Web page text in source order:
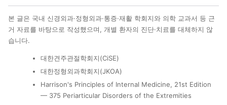
본 글은 국내 신경외과·정형외과·통증·재활 학회지와 의학 교과서 등 근
거 자료를 바탕으로 작성했으며, 개별 환자의 진단·치료를 대체하지 않
습니다.
대한견주관절학회지(CiSE)
대한정형외과학회지(JKOA)
Harrison's Principles of Internal Medicine, 21st Edition
— 375 Periarticular Disorders of the Extremities